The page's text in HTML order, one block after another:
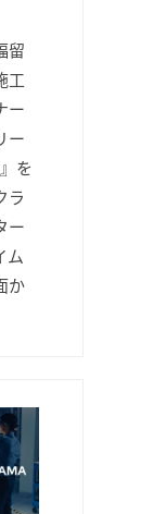
留
工
ー
ー
を
ラ
ー
ム
か